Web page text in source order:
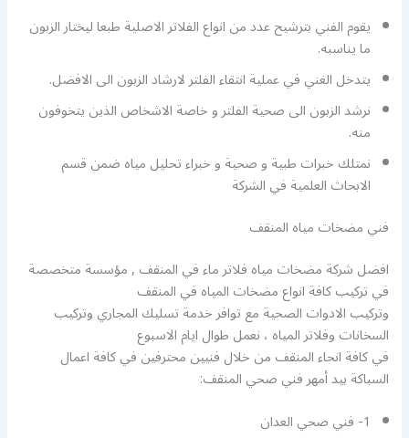
يقوم الفني بترشيح عدد من انواع الفلاتر الاصلية طبعا ليختار الزبون
ما يناسبه.
يتدخل الغني في عملية انتقاء الفلتر لارشاد الزبون الى الافضل.
نرشد الزبون الى صحية الفلتر و خاصة الاشخاص الذين يتخوفون
منه.
نمتلك خبرات طبية و صحية و خبراء تحليل مياه ضمن قسم
الابحاث العلمية في الشركة
فني مضخات مياه المنقف
افضل شركة مضخات مياه فلاتر ماء في المنقف , مؤسسة متخصصة
في تركيب كافة انواع مضخات المياه في المنقف
وتركيب الادوات الصحية مع توافر خدمة تسليك المجاري وتركيب
السخانات وفلاتر المياه ، نعمل طوال ايام الاسبوع
في كافة انحاء المنقف من خلال فنيين محترفين في كافة اعمال
السباكة بيد أمهر فني صحي المنقف:
1- فني صحي العدان